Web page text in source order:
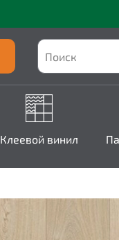
Клеевой винил